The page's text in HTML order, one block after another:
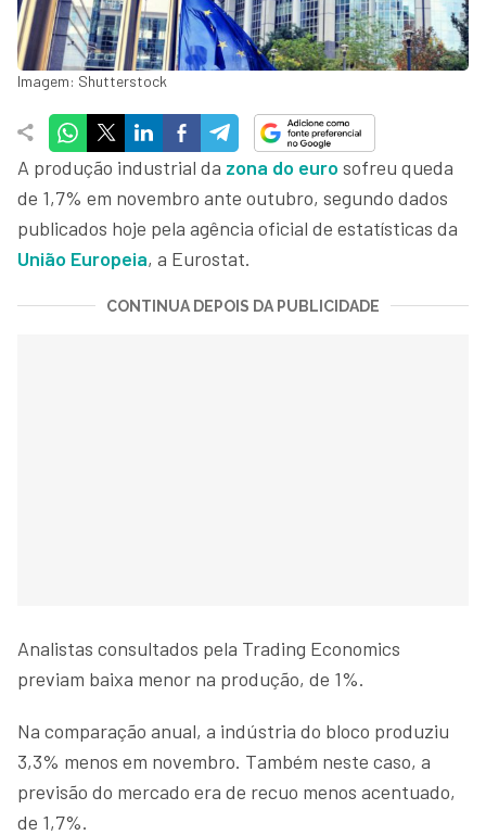
Imagem: Shutterstock
A produção industrial da zona do euro sofreu queda
de 1,7% em novembro ante outubro, segundo dados
publicados hoje pela agência oficial de estatísticas da
União Europeia, a Eurostat.
CONTINUA DEPOIS DA PUBLICIDADE
Analistas consultados pela Trading Economics
previam baixa menor na produção, de 1%.
Na comparação anual, a indústria do bloco produziu
3,3% menos em novembro. Também neste caso, a
previsão do mercado era de recuo menos acentuado,
de 1,7%.